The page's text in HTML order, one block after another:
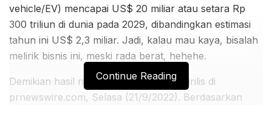
vehicle/EV) mencapai US$ 20 miliar atau setara Rp
300 triliun di dunia pada 2029, dibandingkan estimasi
tahun ini US$ 2,3 miliar. Jadi, kalau mau kaya, bisalah
melirik bisnis ini, meski rada berat, hehehe.
Demikian hasil riset Component yang dirilis di
prnewswire.com, Selasa (21/9/2022). Berdasarkan
Continue Reading